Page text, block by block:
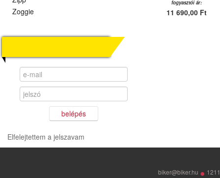
Zoggie
belépés
Elfelejtettem a jelszavam
fogyasztói ár:
11 690,00 Ft
biker@biker.hu •